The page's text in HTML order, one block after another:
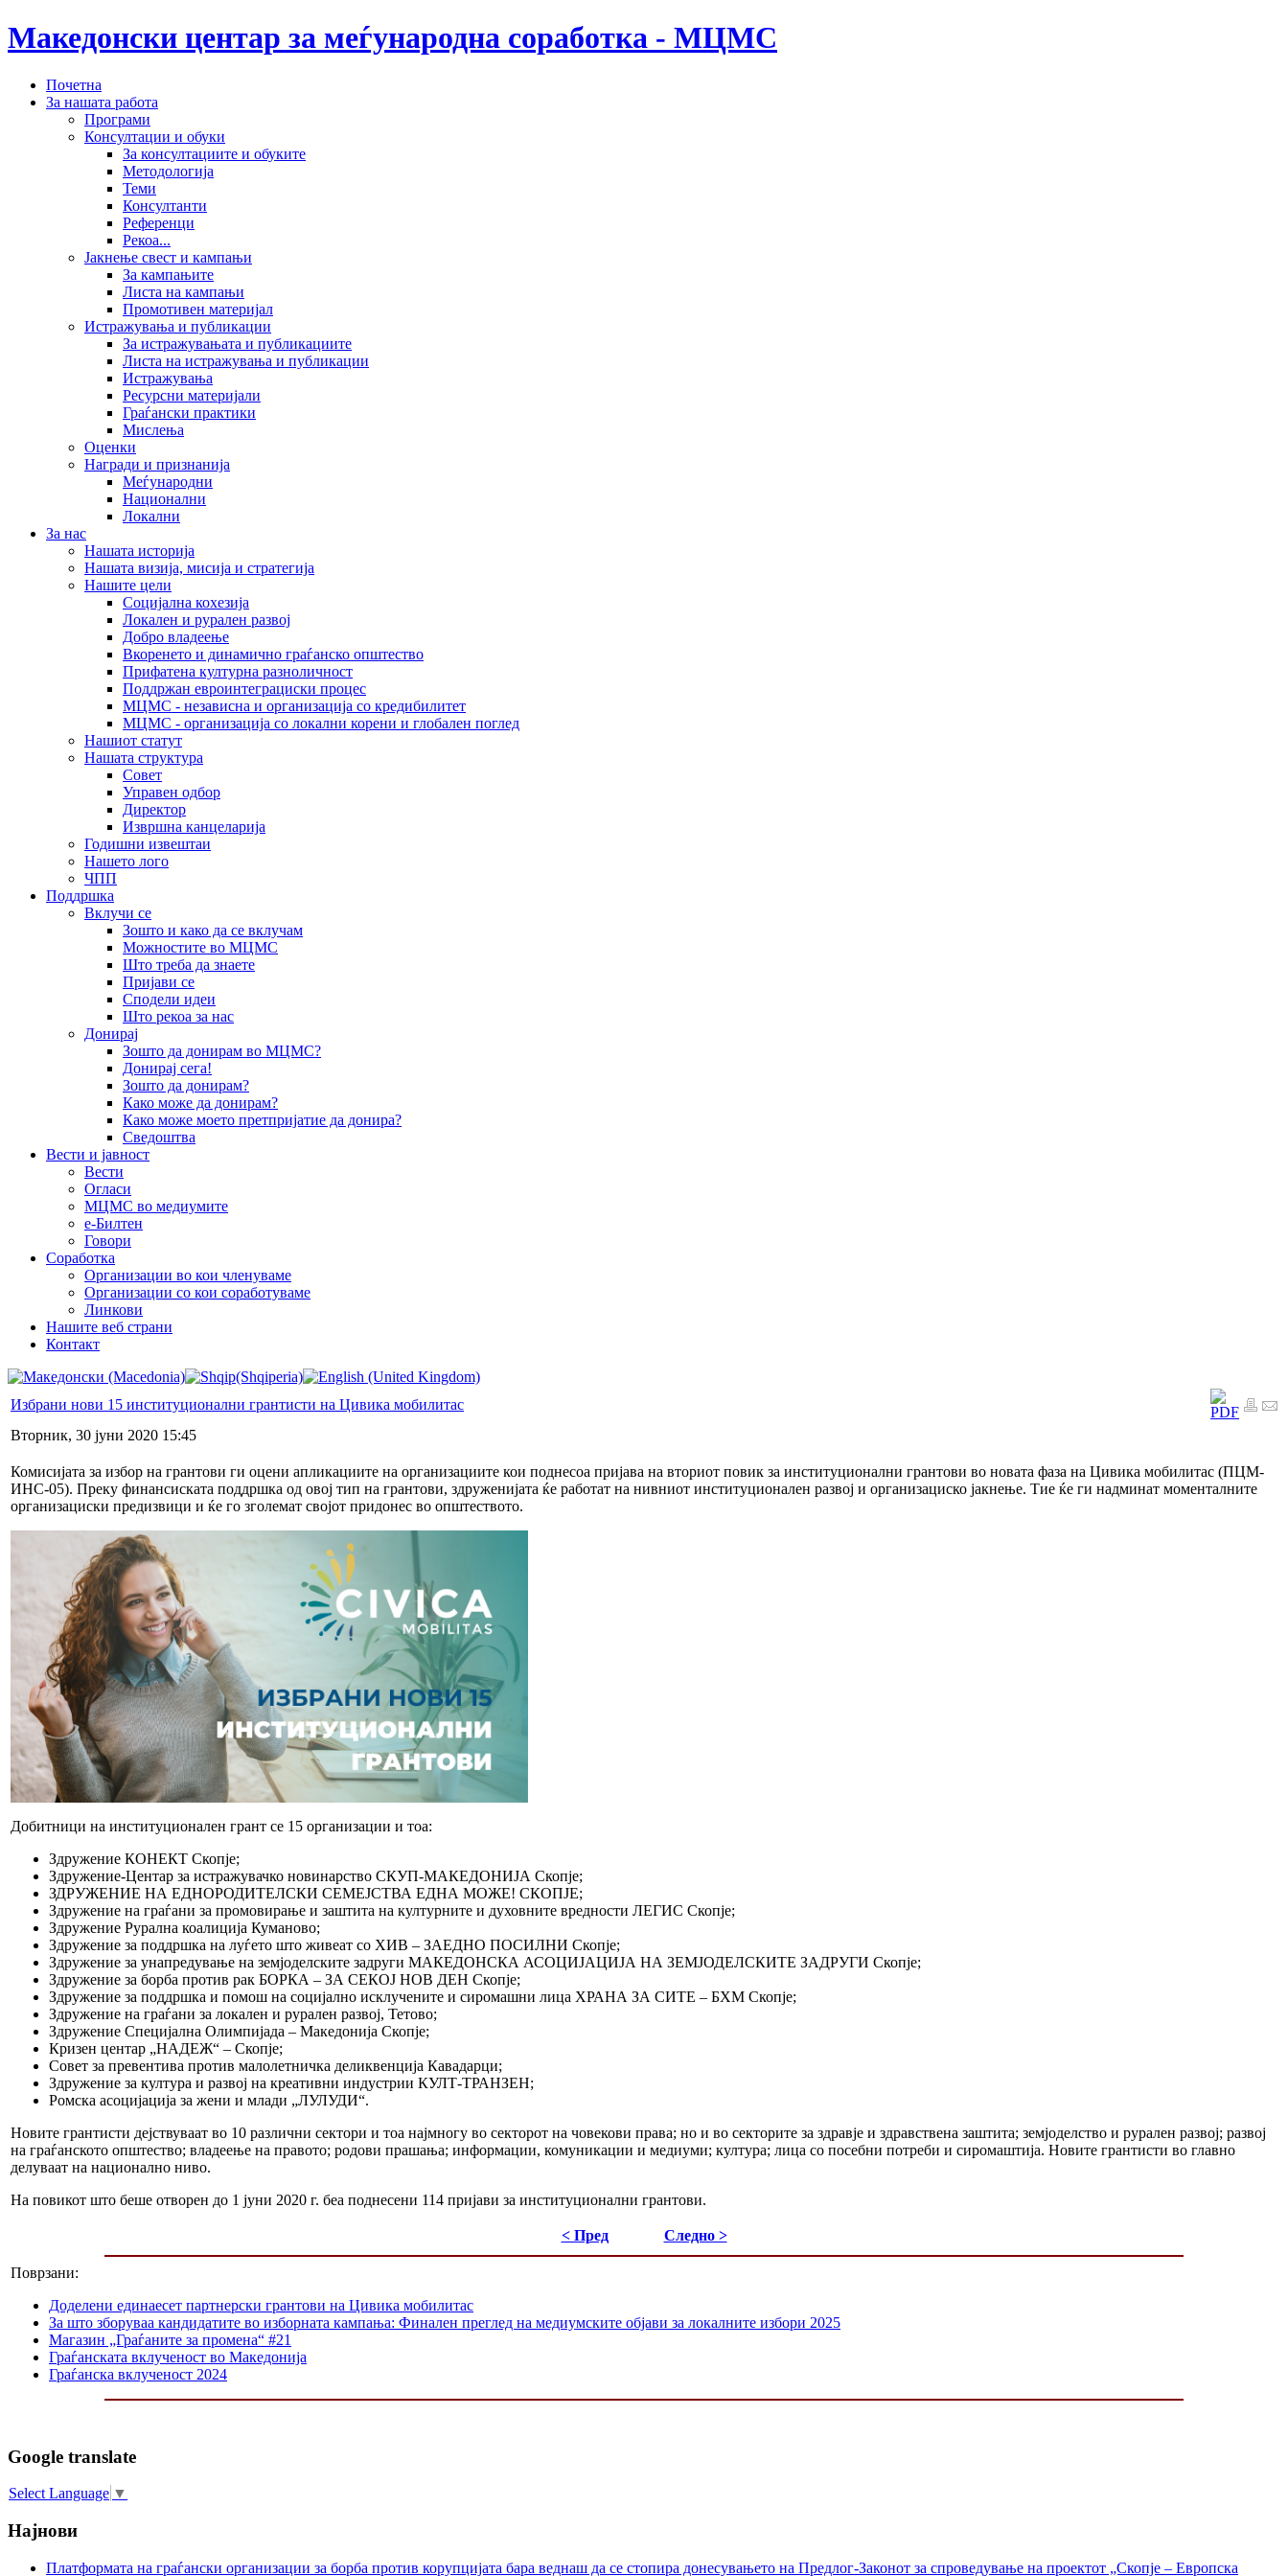
Македонски центар за меѓународна соработка - МЦМС
Почетна
За нашата работа
Програми
Консултации и обуки
За консултациите и обуките
Методологија
Теми
Консултанти
Референци
Рекоа...
Јакнење свест и кампањи
За кампањите
Листа на кампањи
Промотивен материјал
Истражувања и публикации
За истражувањата и публикациите
Листа на истражувања и публикации
Истражувања
Ресурсни материјали
Граѓански практики
Мислења
Оценки
Награди и признанија
Меѓународни
Национални
Локални
За нас
Нашата историја
Нашата визија, мисија и стратегија
Нашите цели
Социјална кохезија
Локален и рурален развој
Добро владеење
Вкоренето и динамично граѓанско општество
Прифатена културна разноличност
Поддржан евроинтеграциски процес
МЦМС - независна и организација со кредибилитет
МЦМС - организација со локални корени и глобален поглед
Нашиот статут
Нашата структура
Совет
Управен одбор
Директор
Извршна канцеларија
Годишни извештаи
Нашето лого
ЧПП
Поддршка
Вклучи се
Зошто и како да се вклучам
Можностите во МЦМС
Што треба да знаете
Пријави се
Сподели идеи
Што рекоа за нас
Донирај
Зошто да донирам во МЦМС?
Донирај сега!
Зошто да донирам?
Како може да донирам?
Како може моето претпријатие да донира?
Сведоштва
Вести и јавност
Вести
Огласи
МЦМС во медиумите
е-Билтен
Говори
Соработка
Организации во кои членуваме
Организации со кои соработуваме
Линкови
Нашите веб страни
Контакт
Избрани нови 15 институционални грантисти на Цивика мобилитас
Вторник, 30 јуни 2020 15:45
Комисијата за избор на грантови ги оцени апликациите на организациите кои поднесоа пријава на вториот повик за институционални грантови во новата фаза на Цивика мобилитас (ПЦМ-
ИНС-05). Преку финансиската поддршка од овој тип на грантови, здруженијата ќе работат на нивниот институционален развој и организациско јакнење. Тие ќе ги надминат моменталните
организациски предизвици и ќе го зголемат својот придонес во општеството.
Добитници на институционален грант се 15 организации и тоа:
Здружение КОНЕКТ Скопје;
Здружение-Центар за истражувачко новинарство СКУП-МАКЕДОНИЈА Скопје;
ЗДРУЖЕНИЕ НА ЕДНОРОДИТЕЛСКИ СЕМЕЈСТВА ЕДНА МОЖЕ! СКОПЈЕ;
Здружение на граѓани за промовирање и заштита на културните и духовните вредности ЛЕГИС Скопје;
Здружение Рурална коалиција Куманово;
Здружение за поддршка на луѓето што живеат со ХИВ – ЗАЕДНО ПОСИЛНИ Скопје;
Здружение за унапредување на земјоделските задруги МАКЕДОНСКА АСОЦИЈАЦИЈА НА ЗЕМЈОДЕЛСКИТЕ ЗАДРУГИ Скопје;
Здружение за борба против рак БОРКА – ЗА СЕКОЈ НОВ ДЕН Скопје;
Здружение за поддршка и помош на социјално исклучените и сиромашни лица ХРАНА ЗА СИТЕ – БХМ Скопје;
Здружение на граѓани за локален и рурален развој, Тетово;
Здружение Специјална Олимпијада – Македонија Скопје;
Кризен центар „НАДЕЖ“ – Скопје;
Совет за превентива против малолетничка деликвенција Кавадарци;
Здружение за култура и развој на креативни индустрии КУЛТ-ТРАНЗЕН;
Ромска асоцијација за жени и млади „ЛУЛУДИ“.
Новите грантисти дејствуваат во 10 различни сектори и тоа најмногу во секторот на човекови права; но и во секторите за здравје и здравствена заштита; земјоделство и рурален развој; развој
на граѓанското општество; владеење на правото; родови прашања; информации, комуникации и медиуми; култура; лица со посебни потреби и сиромаштија. Новите грантисти во главно
делуваат на национално ниво.
На повикот што беше отворен до 1 јуни 2020 г. беа поднесени 114 пријави за институционални грантови.
< Пред Следно >
Поврзани:
Доделени единаесет партнерски грантови на Цивика мобилитас
За што зборуваа кандидатите во изборната кампања: Финален преглед на медиумските објави за локалните избори 2025
Магазин „Граѓаните за промена“ #21
Граѓанската вклученост во Македонија
Граѓанска вклученост 2024
Google translate
Select Language ▼
Најнови
Платформата на граѓански организации за борба против корупцијата бара веднаш да се стопира донесувањето на Предлог-Законот за спроведување на проектот „Скопје – Европска